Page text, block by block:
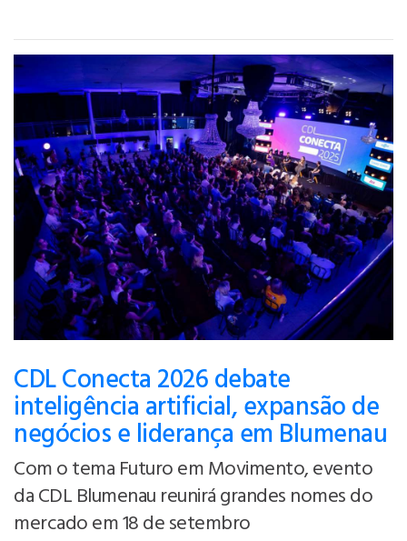
CDL Conecta 2026 debate
inteligência artificial, expansão de
negócios e liderança em Blumenau
Com o tema Futuro em Movimento, evento
da CDL Blumenau reunirá grandes nomes do
mercado em 18 de setembro